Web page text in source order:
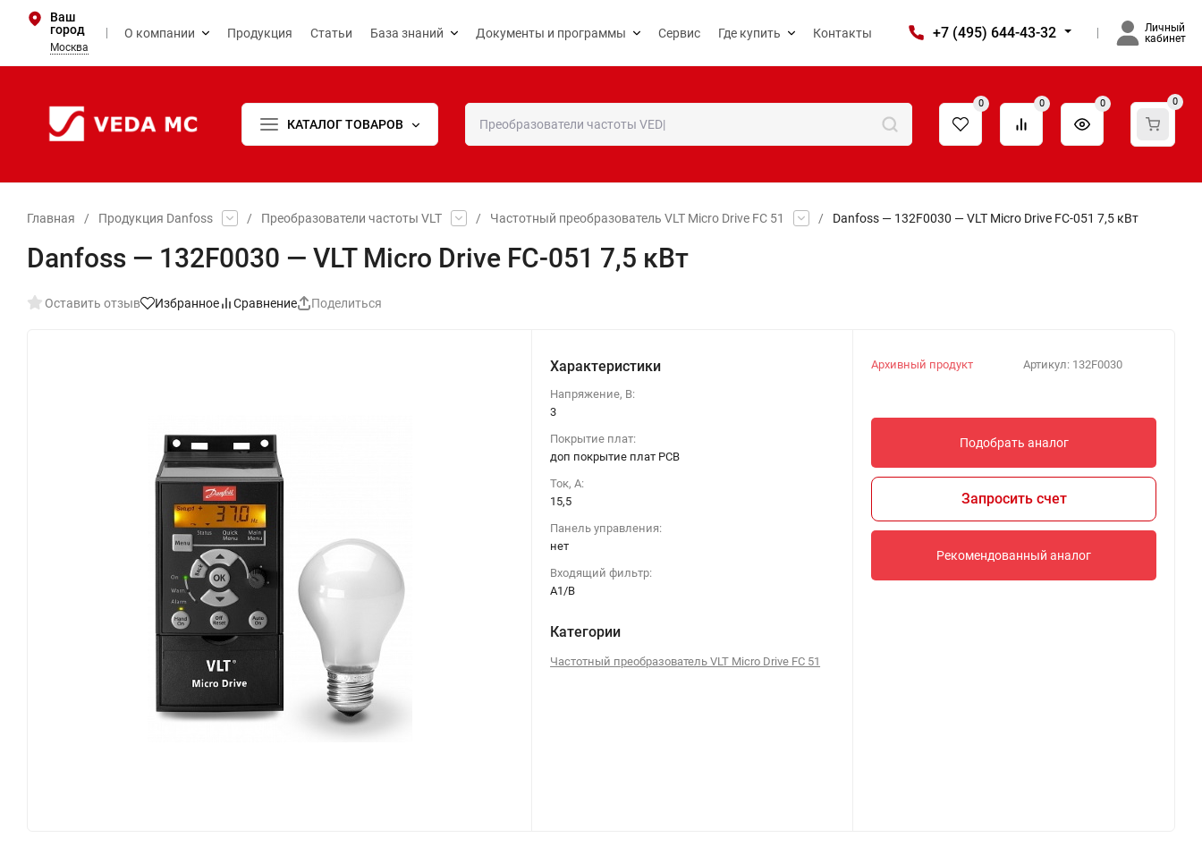
Ваш
город
Москва
О компании Продукция Статьи База знаний Документы и программы Сервис Где купить Контакты +7 (495) 644-43-32
Личный
кабинет
КАТАЛОГ ТОВАРОВ
0 0 0 0
Главная / Продукция Danfoss / Преобразователи частоты VLT / Частотный преобразователь VLT Micro Drive FC 51 / Danfoss — 132F0030 — VLT Micro Drive FC-051 7,5 кВт
Danfoss — 132F0030 — VLT Micro Drive FC-051 7,5 кВт
Оставить отзыв Избранное Сравнение Поделиться
Характеристики
Напряжение, В:
3
Покрытие плат:
доп покрытие плат РСВ
Ток, А:
15,5
Панель управления:
нет
Входящий фильтр:
А1/В
Категории
Частотный преобразователь VLT Micro Drive FC 51
Артикул: 132F0030
Архивный продукт
Подобрать аналог
Запросить счет
Рекомендованный аналог